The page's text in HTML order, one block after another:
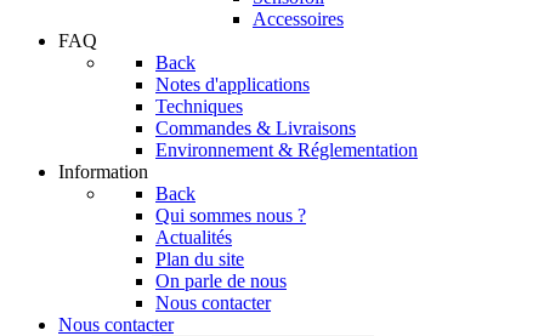
Accessoires
FAQ
Back
Notes d'applications
Techniques
Commandes & Livraisons
Environnement & Réglementation
Information
Back
Qui sommes nous ?
Actualités
Plan du site
On parle de nous
Nous contacter
Nous contacter